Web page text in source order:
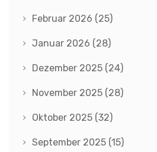
Februar 2026 (25)
Januar 2026 (28)
Dezember 2025 (24)
November 2025 (28)
Oktober 2025 (32)
September 2025 (15)